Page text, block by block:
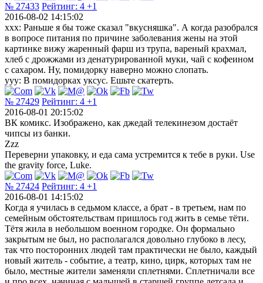
№ 27433 Рейтинг: 4 +1
2016-08-02 14:15:02
xxx: Раньше я бы тоже сказал "вкусняшка". А когда разобрался
в вопросе питания по причине заболевания жены на этой
картинке вижу жаренный фарш из трупа, вареный крахмал,
хлеб с дрожжами из денатурированной муки, чай с кофеином
с сахаром. Ну, помидорку наверно можно слопать.
yyy: В помидорках уксус. Ешьте скатерть.
№ 27429 Рейтинг: 4 +1
2016-08-01 20:15:02
ВК комикс. Изображено, как джедай телекинезом достаёт
чипсы из банки.
Zzz
Переверни упаковку, и еда сама устремится к тебе в руки. Use
the gravity force, Luke.
№ 27424 Рейтинг: 4 +1
2016-08-01 14:15:02
Когда я училась в седьмом классе, а брат - в третьем, нам по
семейным обстоятельствам пришлось год жить в семье тёти.
Тётя жила в небольшом военном городке. Он формально
закрытым не был, но располагался довольно глубоко в лесу,
так что посторонних людей там практически не было, каждый
новый житель - событие, а театр, кино, цирк, которых там не
было, местные жители заменяли сплетнями. Сплетничали все